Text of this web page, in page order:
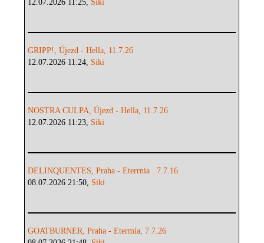
12.07.2026 11:25, Siki
GRIPP!, Újezd - Hella, 11.7.26
12.07.2026 11:24, Siki
NOSTRA CULPA, Újezd - Hella, 11.7.26
12.07.2026 11:23, Siki
DELINQUENTES, Praha - Eterrnia . 7.7.16
08.07.2026 21:50, Siki
GOATBURNER, Praha - Etermia, 7.7.26